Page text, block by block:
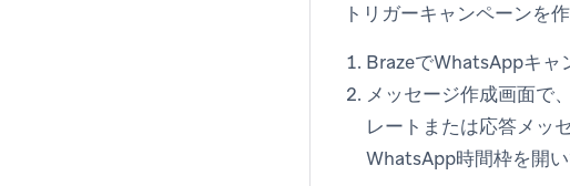
トリガーキャンペーンを作
BrazeでWhatsAppキャ
メッセージ作成画面で、
レートまたは応答メッ
WhatsApp時間枠を開